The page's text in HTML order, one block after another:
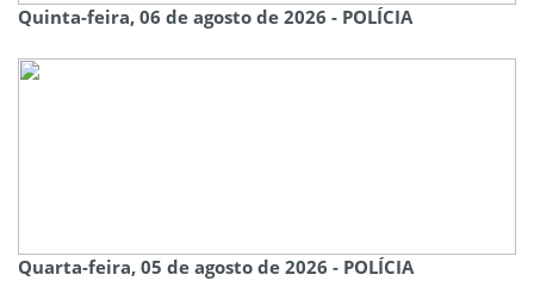
Quinta-feira, 06 de agosto de 2026 - POLÍCIA
Quarta-feira, 05 de agosto de 2026 - POLÍCIA